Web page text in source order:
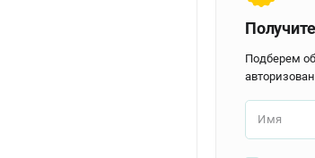
Подберем
Имя